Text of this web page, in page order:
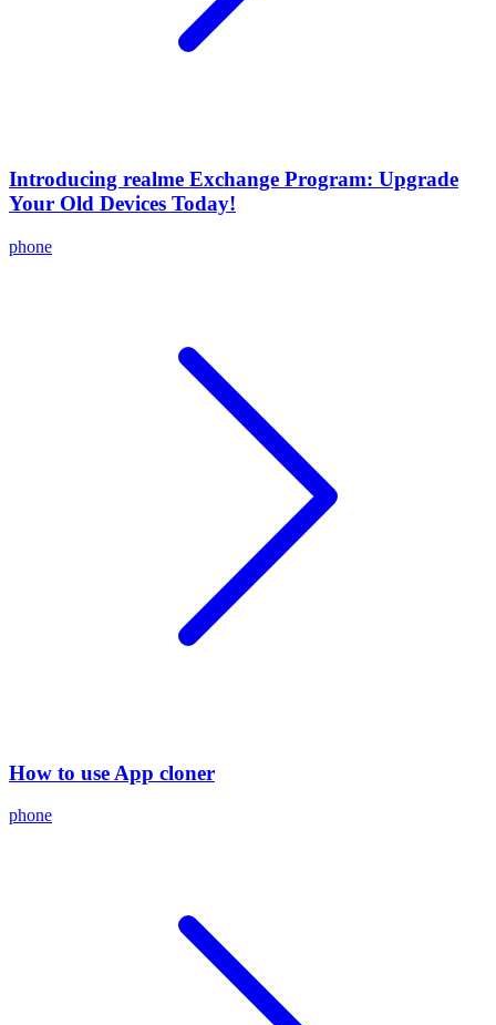
Introducing realme Exchange Program: Upgrade
Your Old Devices Today!
phone
How to use App cloner
phone